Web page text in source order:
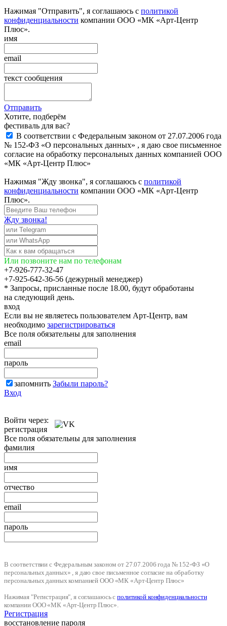
Нажимая "Отправить", я соглашаюсь с политикой
конфиденциальности компании ООО «МК «Арт-Центр
Плюс».
имя
email
текст сообщения
Отправить
Хотите, подберём
фестиваль для вас?
В соответствии с Федеральным законом от 27.07.2006 года
№ 152-ФЗ «О персональных данных» , я даю свое письменное
согласие на обработку персональных данных компанией ООО
«МК «Арт-Центр Плюс»
Нажимая "Жду звонка", я соглашаюсь с политикой
конфиденциальности компании ООО «МК «Арт-Центр
Плюс».
Жду звонка!
Или позвоните нам по телефонам
+7-926-777-32-47
+7-925-642-36-56 (дежурный менеджер)
* Запросы, присланные после 18.00, будут обработаны
на следующий день.
вход
Если вы не являетесь пользователем Арт-Центр, вам
необходимо зарегистрироваться
Все поля обязательны для заполнения
email
пароль
запомнить Забыли пароль?
Вход
Войти через:
регистрация
Все поля обязательны для заполнения
фамилия
имя
отчество
email
пароль
В соответствии с Федеральным законом от 27.07.2006 года № 152-ФЗ «О
персональных данных» , я даю свое письменное согласие на обработку
персональных данных компанией ООО «МК «Арт-Центр Плюс»
Нажимая "Регистрация", я соглашаюсь сполитикой конфиденциальности
компании ООО «МК «Арт-Центр Плюс».
Регистрация
восстановление пароля